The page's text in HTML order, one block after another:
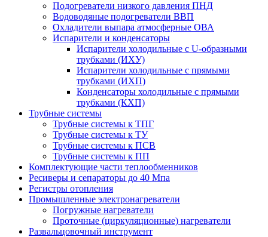
Подогреватели низкого давления ПНД
Водоводяные подогреватели ВВП
Охладители выпара атмосферные ОВА
Испарители и конденсаторы
Испарители холодильные с U-образными
трубками (ИХУ)
Испарители холодильные с прямыми
трубками (ИХП)
Конденсаторы холодильные с прямыми
трубками (КХП)
Трубные системы
Трубные системы к ТПГ
Трубные системы к ТУ
Трубные системы к ПСВ
Трубные системы к ПП
Комплектующие части теплообменников
Ресиверы и сепараторы до 40 Мпа
Регистры отопления
Промышленные электронагреватели
Погружные нагреватели
Проточные (циркуляционные) нагреватели
Развальцовочный инструмент